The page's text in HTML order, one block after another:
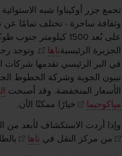
تجمع جزر أوكيناوا شبه الاستوائية
وثقافة ساحرة - تختلف تمامًا عن
على بُعد 1500
الجزيرة الرئيسيةناها
. وتوجد
في البر الرئيسي تقدمها شركات
نيبون الجوية وشركة الخطوط
الأسعار المنخفضة. وقد أصبحت
مياكوجيما
خيارًا ممكنًا الآن.
وإذا أردت الاستكشاف لأبعد من
من مركز النقل في ناها